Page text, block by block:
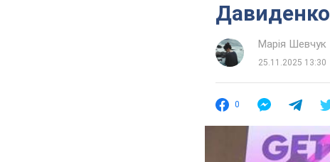
Давиденко
Марія Шевчук
25.11.2025 13:30
0